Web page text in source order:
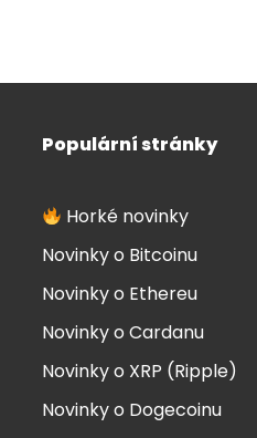
Populární stránky
Horké novinky
Novinky o Bitcoinu
Novinky o Ethereu
Novinky o Cardanu
Novinky o XRP (Ripple)
Novinky o Dogecoinu